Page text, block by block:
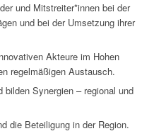
und Mitstreiter*innen bei der
und bei der Umsetzung ihrer
Akteure im Hohen
regelmäßigen Austausch.
bilden Synergien – regional und
die Beteiligung in der Region.